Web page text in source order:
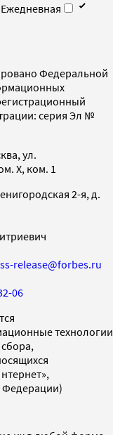
Ежедневная
Федеральной
серия Эл №
ул.
X, ком. 1
2-я, д.
release@forbes.ru
06
технологии
Федерации)